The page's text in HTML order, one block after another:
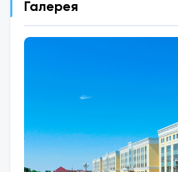
Галерея